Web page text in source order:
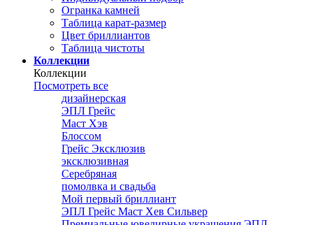
Огранка камней
Таблица карат-размер
Цвет бриллиантов
Таблица чистоты
Коллекции
Коллекции
Посмотреть все
дизайнерская
ЭПЛ Грейс
Маст Хэв
Блоссом
Грейс Эксклюзив
эксклюзивная
Серебряная
помолвка и свадьба
Мой первый бриллиант
ЭПЛ Грейс Маст Хев Сильвер